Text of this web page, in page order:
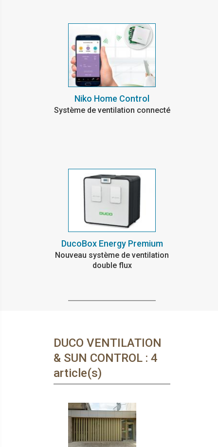
Niko Home Control
Système de ventilation connecté
DucoBox Energy Premium
Nouveau système de ventilation
double flux
DUCO VENTILATION
& SUN CONTROL : 4
article(s)